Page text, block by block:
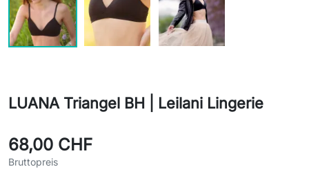
LUANA Triangel BH | Leilani Lingerie
68,00 CHF
Bruttopreis